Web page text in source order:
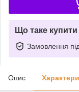
Що таке
Замовлення
Опис